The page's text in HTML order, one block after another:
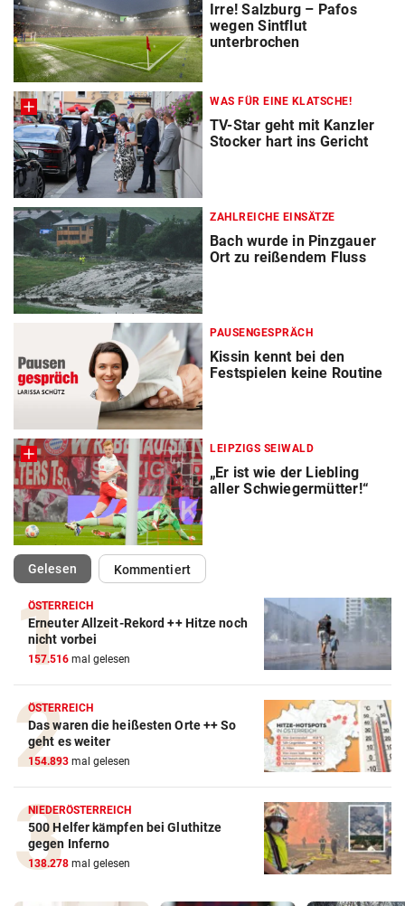
Irre! Salzburg – Pafos
wegen Sintflut
unterbrochen
WAS FÜR EINE KLATSCHE!
TV-Star geht mit Kanzler
Stocker hart ins Gericht
ZAHLREICHE EINSÄTZE
Bach wurde in Pinzgauer
Ort zu reißendem Fluss
PAUSENGESPRÄCH
Kissin kennt bei den
Festspielen keine Routine
LEIPZIGS SEIWALD
„Er ist wie der Liebling
aller Schwiegermütter!“
Gelesen(ausgewählt)Kommentiert
ÖSTERREICH
Erneuter Allzeit-Rekord ++ Hitze noch
nicht vorbei
157.516 mal gelesen
ÖSTERREICH
Das waren die heißesten Orte ++ So
geht es weiter
154.893 mal gelesen
NIEDERÖSTERREICH
500 Helfer kämpfen bei Gluthitze
gegen Inferno
138.278 mal gelesen